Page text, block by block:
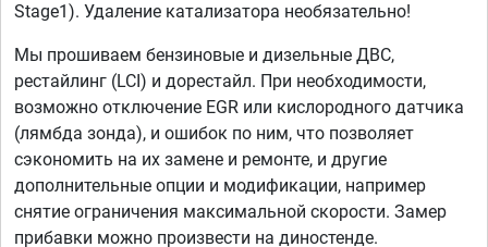
Stage1). Удаление катализатора необязательно!
Мы прошиваем бензиновые и дизельные ДВС,
рестайлинг (LCI) и дорестайл. При необходимости,
возможно отключение EGR или кислородного датчика
(лямбда зонда), и ошибок по ним, что позволяет
сэкономить на их замене и ремонте, и другие
дополнительные опции и модификации, например
снятие ограничения максимальной скорости. Замер
прибавки можно произвести на диностенде.